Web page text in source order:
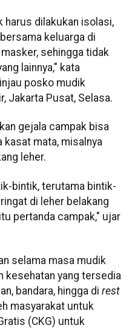
harus dilakukan isolasi,
keluarga di
sehingga tidak
lainnya," kata
posko mudik
Jakarta Pusat, Selasa.
gejala campak bisa
mata, misalnya
leher.
bintik, terutama bintik-
di leher belakang
pertanda campak," ujar
selama masa mudik
kesehatan yang tersedia
bandara, hingga di rest
masyarakat untuk
(CKG) untuk